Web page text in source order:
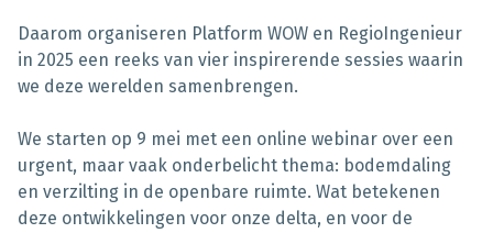
Daarom organiseren Platform WOW en RegioIngenieur
in 2025 een reeks van vier inspirerende sessies waarin
we deze werelden samenbrengen.
We starten op 9 mei met een online webinar over een
urgent, maar vaak onderbelicht thema: bodemdaling
en verzilting in de openbare ruimte. Wat betekenen
deze ontwikkelingen voor onze delta, en voor de